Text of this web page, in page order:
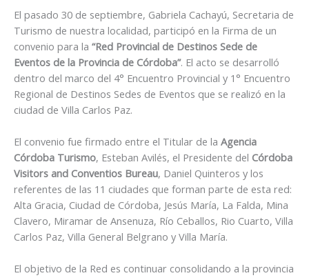
El pasado 30 de septiembre, Gabriela Cachayú, Secretaria de
Turismo de nuestra localidad, participó en la Firma de un
convenio para la “Red Provincial de Destinos Sede de
Eventos de la Provincia de Córdoba”. El acto se desarrolló
dentro del marco del 4° Encuentro Provincial y 1° Encuentro
Regional de Destinos Sedes de Eventos que se realizó en la
ciudad de Villa Carlos Paz.
El convenio fue firmado entre el Titular de la Agencia
Córdoba Turismo, Esteban Avilés, el Presidente del Córdoba
Visitors and Conventios Bureau, Daniel Quinteros y los
referentes de las 11 ciudades que forman parte de esta red:
Alta Gracia, Ciudad de Córdoba, Jesús María, La Falda, Mina
Clavero, Miramar de Ansenuza, Río Ceballos, Rio Cuarto, Villa
Carlos Paz, Villa General Belgrano y Villa María.
El objetivo de la Red es continuar consolidando a la provincia